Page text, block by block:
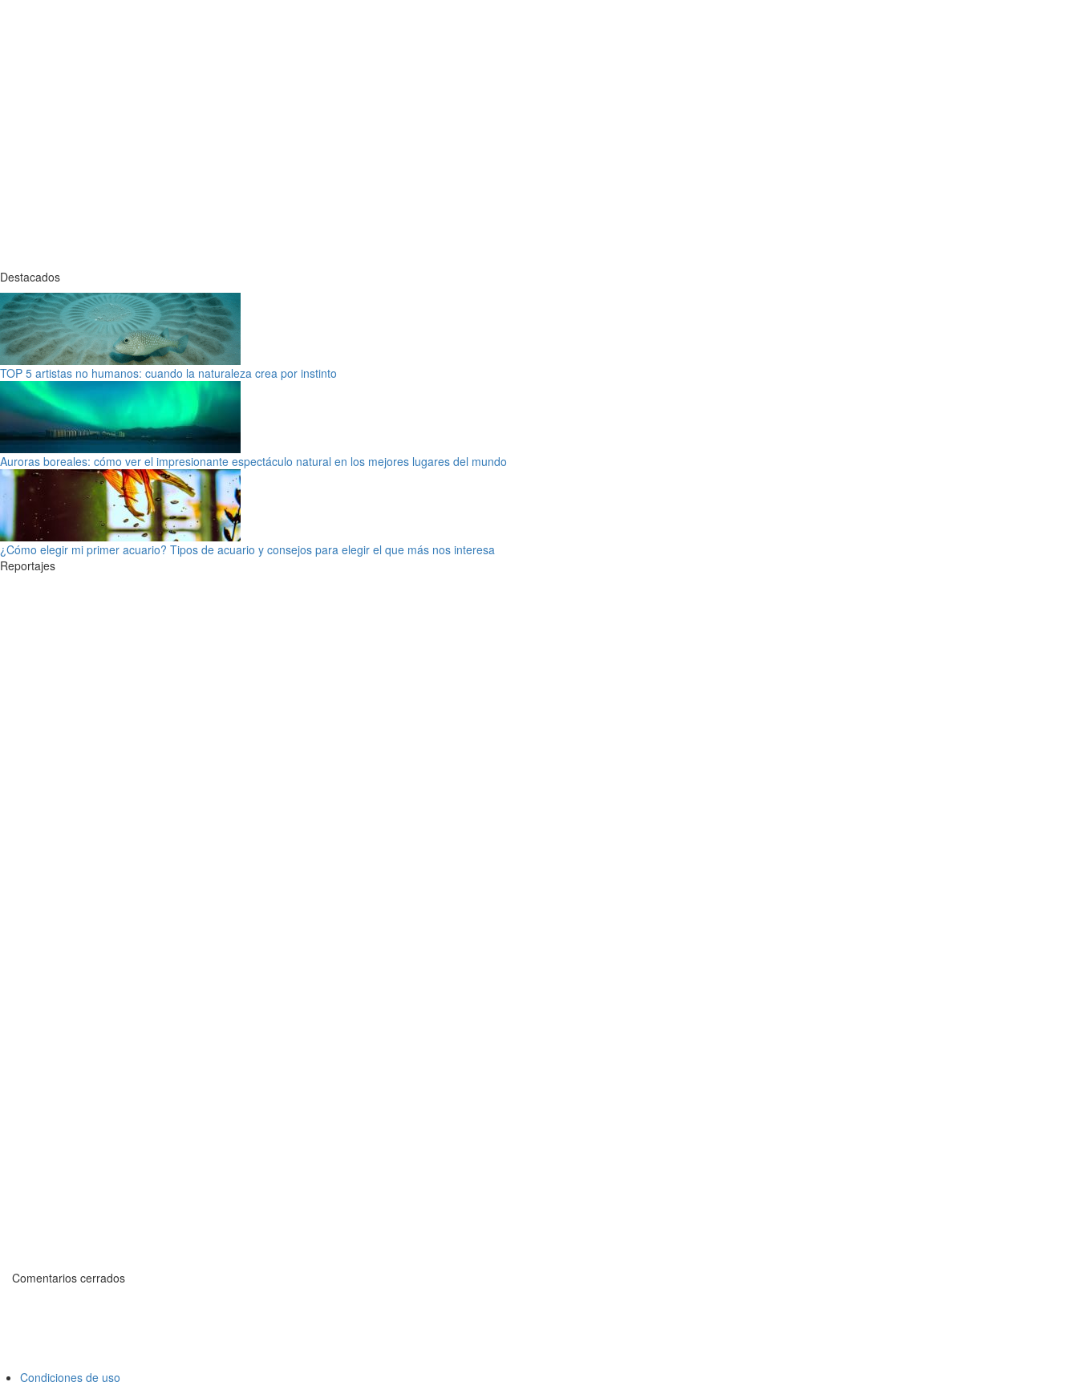
Destacados
TOP 5 artistas no humanos: cuando la naturaleza crea por instinto
Auroras boreales: cómo ver el impresionante espectáculo natural en los mejores lugares del mundo
¿Cómo elegir mi primer acuario? Tipos de acuario y consejos para elegir el que más nos interesa
Reportajes
Comentarios cerrados
Condiciones de uso